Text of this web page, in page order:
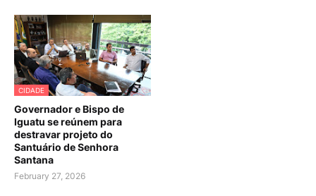
CIDADE
Governador e Bispo de
Iguatu se reúnem para
destravar projeto do
Santuário de Senhora
Santana
February 27, 2026